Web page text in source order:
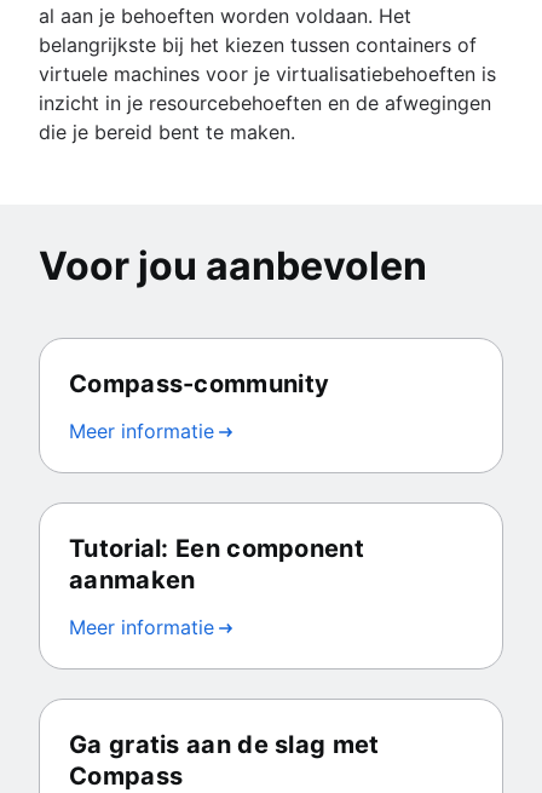
al aan je behoeften worden voldaan. Het
belangrijkste bij het kiezen tussen containers of
virtuele machines voor je virtualisatiebehoeften is
inzicht in je resourcebehoeften en de afwegingen
die je bereid bent te maken.
Voor jou aanbevolen
Compass-community
Meer informatie
Tutorial: Een component
aanmaken
Meer informatie
Ga gratis aan de slag met
Compass